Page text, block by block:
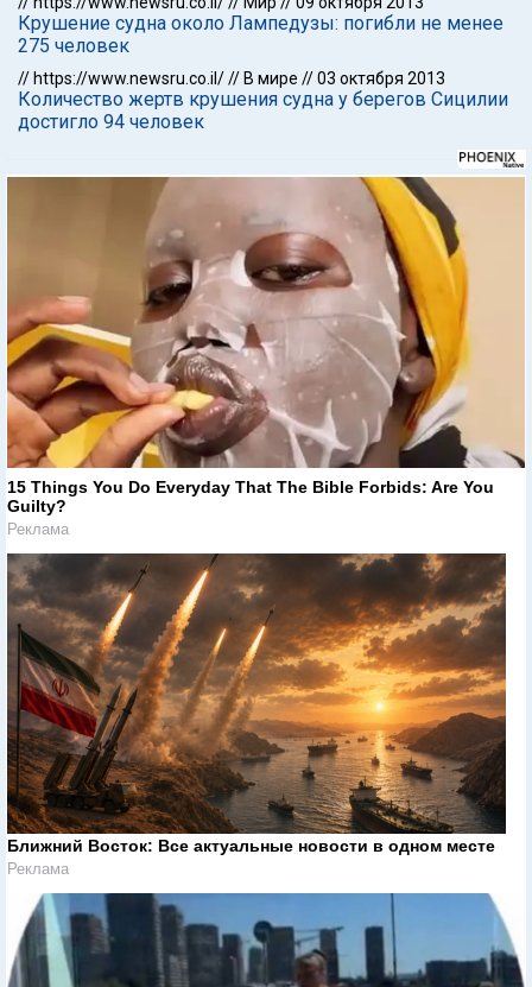
Крушение судна около Лампедузы: погибли не менее
275 человек
// https://www.newsru.co.il/// В мире //03 октября 2013
Количество жертв крушения судна у берегов Сицилии
достигло 94 человек
15 Things You Do Everyday That The Bible Forbids: Are You
Guilty?
Реклама
Ближний Восток: Все актуальные новости в одном месте
Реклама